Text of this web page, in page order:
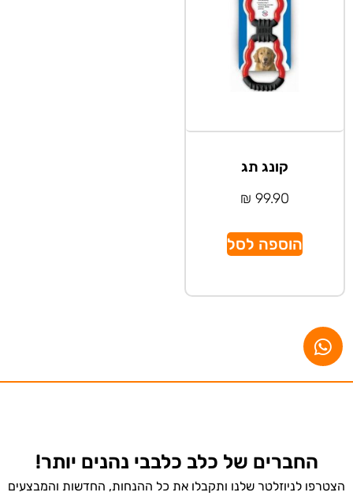
קונג תג
99.90
₪
הוספה לסל
החברים של כלב כלבבי נהנים יותר!
הצטרפו לניוזלטר שלנו ותקבלו את כל ההנחות, החדשות והמבצעים